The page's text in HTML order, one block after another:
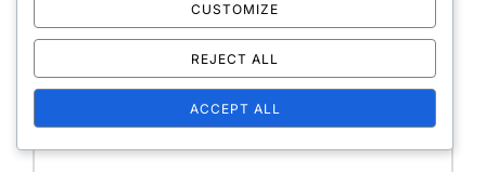
CUSTOMIZE
REJECT ALL
ACCEPT ALL